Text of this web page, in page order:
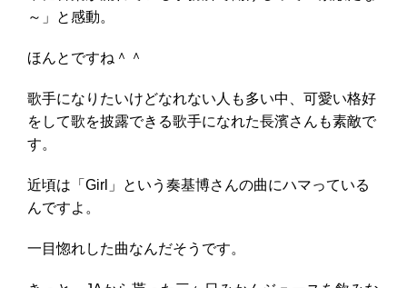
～」と感動。
ほんとですね＾＾
歌手になりたいけどなれない人も多い中、可愛い格好
をして歌を披露できる歌手になれた長濱さんも素敵で
す。
近頃は「Girl」という奏基博さんの曲にハマっている
んですよ。
一目惚れした曲なんだそうです。